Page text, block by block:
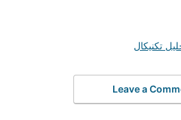
تکنیکال
Leave a